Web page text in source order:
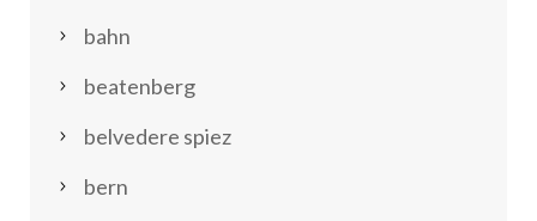
bahn
beatenberg
belvedere spiez
bern